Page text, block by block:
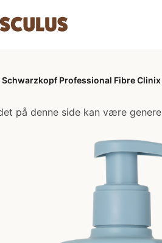
Schwarzkopf Professional Fibre
på denne side kan være